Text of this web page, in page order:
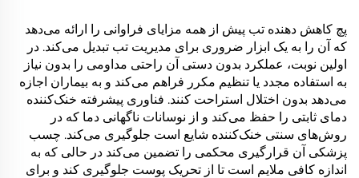
پچ کاهش دهنده تب پیش از همه مزایای فراوانی را ارائه می‌دهد
که آن را به یک ابزار ضروری برای مدیریت تب تبدیل می‌کند. در
اولین نوبت، عملکرد بدون دستی آن راحتی مداومی را بدون نیاز
به استفاده مجدد یا تنظیم مکرر فراهم می‌کند و به بیماران اجازه
می‌دهد بدون اختلال استراحت کنند. فناوری پیشرفته خنک‌کننده
دمای ثابتی را حفظ می‌کند و از نوسانات ناگهانی دما که در
روش‌های سنتی خنک‌کننده شایع است جلوگیری می‌کند. چسب
پزشکی آن قرارگیری محکمی را تضمین می‌کند در حالی که به
اندازه کافی ملایم است تا از تحریک پوست جلوگیری کند و برای